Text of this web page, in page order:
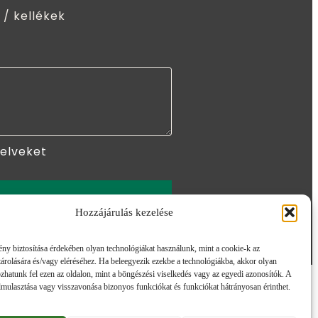
Hozzájárulás kezelése
biztosítása érdekében olyan technológiákat használunk, mint a cookie-k az
és/vagy eléréséhez. Ha beleegyezik ezekbe a technológiákba, akkor olyan
fel ezen az oldalon, mint a böngészési viselkedés vagy az egyedi azonosítók. A
vagy visszavonása bizonyos funkciókat és funkciókat hátrányosan érinthet.
/ kellékek